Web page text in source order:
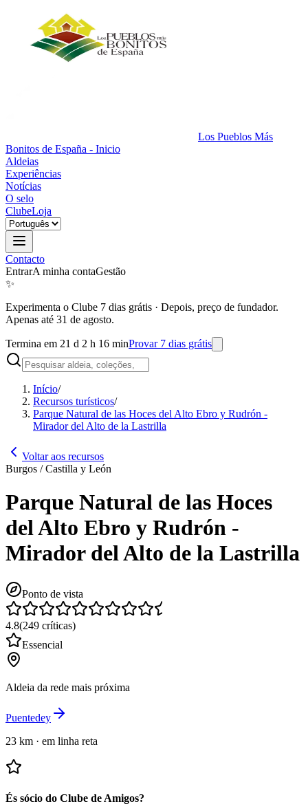
Los Pueblos Más
Bonitos de España - Inicio
Aldeias
Experiências
Notícias
O selo
ClubeLoja
Contacto
EntrarA minha contaGestão
✨
Experimenta o Clube 7 dias grátis · Depois, preço de fundador.
Apenas até 31 de agosto.
Termina em 21 d 2 h 16 minProvar 7 dias grátis
Início/
Recursos turísticos/
Parque Natural de las Hoces del Alto Ebro y Rudrón -
Mirador del Alto de la Lastrilla
Voltar aos recursos
Burgos / Castilla y León
Parque Natural de las Hoces
del Alto Ebro y Rudrón -
Mirador del Alto de la Lastrilla
Ponto de vista
4.8(249 críticas)
Essencial
Aldeia da rede mais próxima
Puentedey
23 km · em linha reta
És sócio do Clube de Amigos?